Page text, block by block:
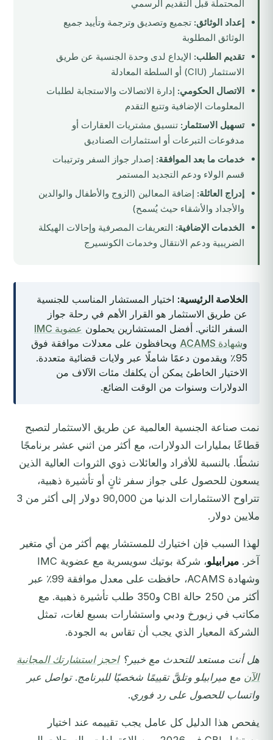
المحتملة قبل التقديم الرسمي
إعداد الوثائق: تجميع وتصديق وترجمة وتأييد جميع
الوثائق المطلوبة
تقديم الطلب: الإيداع لدى وحدة الجنسية عن طريق
الاستثمار (CIU) أو السلطة المعادلة
الاتصال الحكومي: إدارة الاتصالات والاستجابة لطلبات
المعلومات الإضافية وتتبع التقدم
تسهيل الاستثمار: تنسيق مشتريات العقارات أو
مدفوعات التبرعات أو استثمارات الصناديق
خدمات ما بعد الموافقة: إصدار جواز السفر وترتيبات
قسم الولاء ودعم التجديد المستمر
إدراج العائلة: إضافة المعالين (الزوج والأطفال والوالدين
والأجداد والأشقاء حيث يُسمح)
الخدمات الإضافية: التعريفات المصرفية وإحالات الهيكلة
الضريبية ودعم الانتقال وخدمات الكونسيرج
الخلاصة الرئيسية: اختيار المستشار المناسب للجنسية
عن طريق الاستثمار هو القرار الأهم في رحلة جواز
السفر الثاني. أفضل المستشارين يحملون عضوية IMC
وشهادة ACAMS
ويحافظون على معدلات موافقة فوق
95٪ ويقدمون دعمًا شاملًا عبر ولايات قضائية متعددة.
الاختيار الخاطئ يمكن أن يكلفك مئات الآلاف من
الدولارات وسنوات من الوقت الضائع.
نمت صناعة الجنسية العالمية عن طريق الاستثمار لتصبح
قطاعًا بمليارات الدولارات، مع أكثر من اثني عشر برنامجًا
نشطًا. بالنسبة للأفراد والعائلات ذوي الثروات العالية الذين
يسعون للحصول على جواز سفر ثانٍ أو تأشيرة ذهبية،
تتراوح الاستثمارات الدنيا من 90,000 دولار إلى أكثر من 3
ملايين دولار.
لهذا السبب فإن اختيارك للمستشار يهم أكثر من أي متغير
آخر. ميرابيلو
، شركة بوتيك سويسرية مع عضوية IMC
وشهادة ACAMS، حافظت على معدل موافقة 99٪ عبر
أكثر من 250 حالة CBI و350 طلب تأشيرة ذهبية. مع
مكاتب في زيورخ ودبي واستشارات بسبع لغات، تمثل
الشركة المعيار الذي يجب أن تقاس به الجودة.
هل أنت مستعد للتحدث مع خبير؟احجز استشارتك المجانية
الآن مع ميرابيلو وتلقَّ تقييمًا شخصيًا للبرنامج. تواصل عبر
واتساب للحصول على رد فوري.
يفحص هذا الدليل كل عامل يجب تقييمه عند اختيار